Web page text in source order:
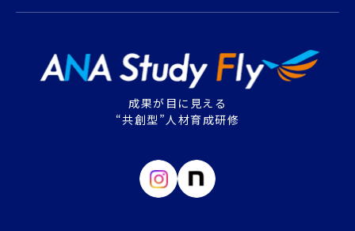
成果が目に見える
“共創型”人材育成研修